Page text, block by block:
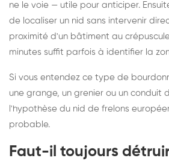
ne le voie — utile pour anticiper.
de localiser un nid sans intervenir
proximité d'un bâtiment au
minutes suffit parfois à identifier la
Si vous entendez ce type de
une grange, un grenier ou un conduit
l'hypothèse du nid de frelons
probable.
Faut-il toujours